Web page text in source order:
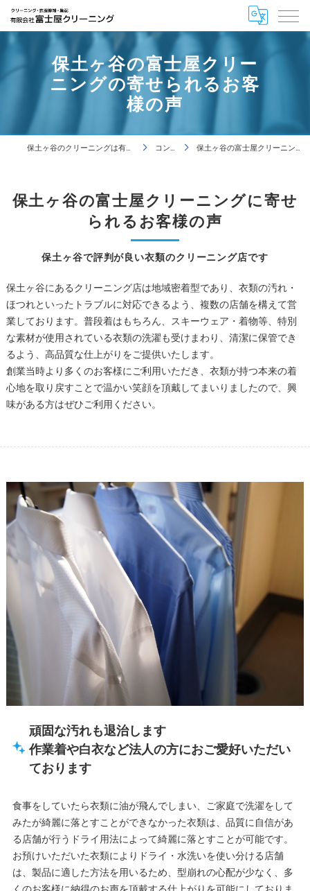
保土ヶ谷の富士屋クリー
ニングの寄せられるお客
様の声
保土ヶ谷のクリーニングは有限会社富士屋クリーニング コンセプト 保土ヶ谷の富士屋クリーニングの寄せられるお客様の声
保土ヶ谷で評判が良い衣類のクリーニング店です
保土ヶ谷の富士屋クリーニングに寄せ
られるお客様の声
保土ヶ谷にあるクリーニング店は地域密着型であり、衣類の汚れ・
ほつれといったトラブルに対応できるよう、複数の店舗を構えて営
業しております。普段着はもちろん、スキーウェア・着物等、特別
な素材が使用されている衣類の洗濯も受けまわり、清潔に保管でき
るよう、高品質な仕上がりをご提供いたします。
創業当時より多くのお客様にご利用いただき、衣類が持つ本来の着
心地を取り戻すことで温かい笑顔を頂戴してまいりましたので、興
味がある方はぜひご利用ください。
頑固な汚れも退治します
作業着や白衣など法人の方におご愛好いただい
ております
食事をしていたら衣類に油が飛んでしまい、ご家庭で洗濯をして
みたが綺麗に落とすことができなかった衣類は、品質に自信があ
る店舗が行うドライ用法によって綺麗に落とすことが可能です。
お預けいただいた衣類によりドライ・水洗いを使い分ける店舗
は、製品に適した方法を用いるため、型崩れの心配が少なく、多
くのお客様に納得のお声を頂戴する仕上がりを可能にしておりま